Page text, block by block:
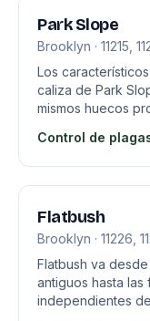
Park Slope
Brooklyn · 11215,
Los
caliza de Park
mismos huecos
Control de
Flatbush
Brooklyn · 11226,
Flatbush va
antiguos hasta las
independientes